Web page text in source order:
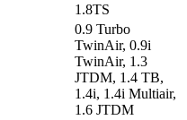
1.8TS
0.9 Turbo
TwinAir, 0.9i
TwinAir, 1.3
JTDM, 1.4 TB,
1.4i, 1.4i Multiair,
1.6 JTDM